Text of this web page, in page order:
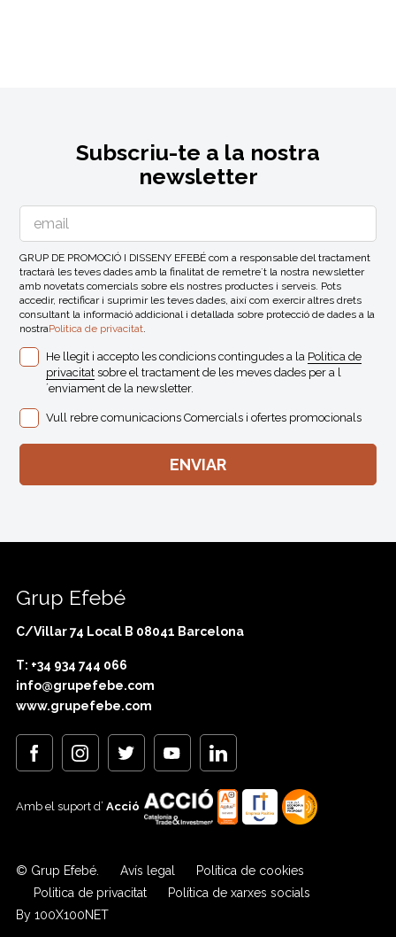
Subscriu-te a la nostra
newsletter
GRUP DE PROMOCIÓ I DISSENY EFEBÉ com a responsable del tractament
tractarà les teves dades amb la finalitat de remetre´t la nostra newsletter
amb novetats comercials sobre els nostres productes i serveis. Pots
accedir, rectificar i suprimir les teves dades, així com exercir altres drets
consultant la informació addicional i detallada sobre protecció de dades a la
nostraPolitica de privacitat.
He llegit i accepto les condicions contingudes a la Politica de
privacitat sobre el tractament de les meves dades per a l
´enviament de la newsletter.
Vull rebre comunicacions Comercials i ofertes promocionals
Grup Efebé
C/Villar 74 Local B 08041 Barcelona
T: +34 934 744 066
info@grupefebe.com
www.grupefebe.com
Amb el suport d’ Acció
© Grup Efebé. Avís legal
Política de cookies
Politica de privacitat
Política de xarxes socials
By 100X100NET